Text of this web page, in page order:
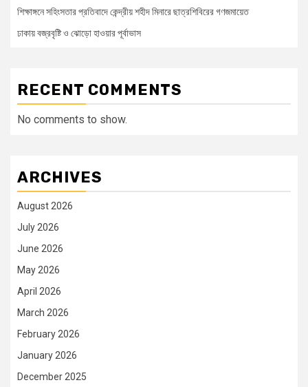
শিক্ষাঙ্গনে সহিংসতার প্রতিবাদে কেন্দ্রীয় শহীদ মিনারে ছাত্রশিবিরের গণজমায়েত
ঢাকায় বজ্রবৃষ্টি ও ঝোড়ো হাওয়ার পূর্বাভাস
RECENT COMMENTS
No comments to show.
ARCHIVES
August 2026
July 2026
June 2026
May 2026
April 2026
March 2026
February 2026
January 2026
December 2025